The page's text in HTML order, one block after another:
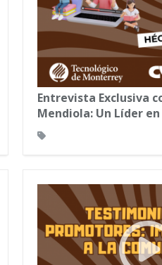
Entrevista Exclusiva
Mendiola: Un Líder en
Distancia para